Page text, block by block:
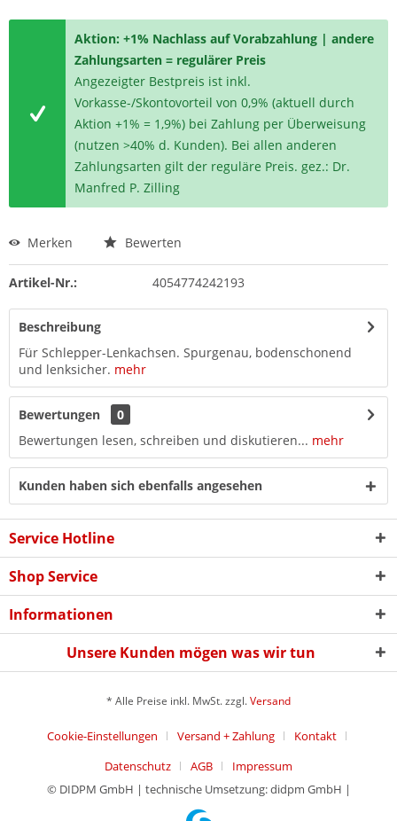
Aktion: +1% Nachlass auf Vorabzahlung | andere
Zahlungsarten = regulärer Preis
Angezeigter Bestpreis ist inkl.
Vorkasse-/Skontovorteil von 0,9% (aktuell durch
Aktion +1% = 1,9%) bei Zahlung per Überweisung
(nutzen >40% d. Kunden). Bei allen anderen
Zahlungsarten gilt der reguläre Preis. gez.: Dr.
Manfred P. Zilling
Merken Bewerten
Artikel-Nr.: 4054774242193
Beschreibung
Für Schlepper-Lenkachsen. Spurgenau, bodenschonend
und lenksicher. mehr
Bewertungen
0
Bewertungen lesen, schreiben und diskutieren... mehr
Kunden haben sich ebenfalls angesehen
Service Hotline
Shop Service
Informationen
Unsere Kunden mögen was wir tun
* Alle Preise inkl. MwSt. zzgl.Versand
Cookie-Einstellungen Versand + Zahlung
Kontakt
Datenschutz
AGB
Impressum
© DIDPM GmbH | technische Umsetzung: didpm GmbH |